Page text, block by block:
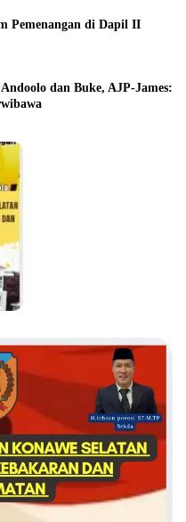
Pemenangan di Dapil II
dan Buke, AJP-James: